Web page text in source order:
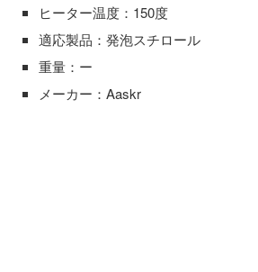
ヒーター温度：150度
適応製品：発泡スチロール
重量：ー
メーカー：Aaskr